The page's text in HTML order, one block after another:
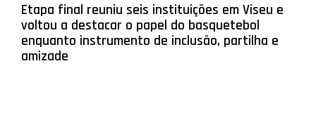
Etapa final reuniu seis instituições em Viseu e
voltou a destacar o papel do basquetebol
enquanto instrumento de inclusão, partilha e
amizade